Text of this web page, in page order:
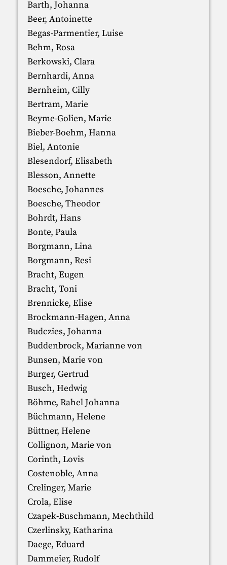
Barth, Johanna
Beer, Antoinette
Begas-Parmentier, Luise
Behm, Rosa
Berkowski, Clara
Bernhardi, Anna
Bernheim, Cilly
Bertram, Marie
Beyme-Golien, Marie
Bieber-Boehm, Hanna
Biel, Antonie
Blesendorf, Elisabeth
Blesson, Annette
Boesche, Johannes
Boesche, Theodor
Bohrdt, Hans
Bonte, Paula
Borgmann, Lina
Borgmann, Resi
Bracht, Eugen
Bracht, Toni
Brennicke, Elise
Brockmann-Hagen, Anna
Budczies, Johanna
Buddenbrock, Marianne von
Bunsen, Marie von
Burger, Gertrud
Busch, Hedwig
Böhme, Rahel Johanna
Büchmann, Helene
Büttner, Helene
Collignon, Marie von
Corinth, Lovis
Costenoble, Anna
Crelinger, Marie
Crola, Elise
Czapek-Buschmann, Mechthild
Czerlinsky, Katharina
Daege, Eduard
Dammeier, Rudolf